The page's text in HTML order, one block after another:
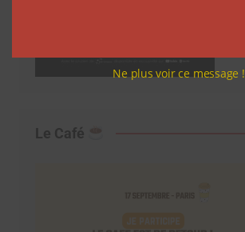
Le Café
Ne plus voir ce message !